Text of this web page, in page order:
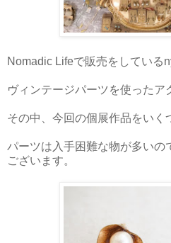
Nomadic Lifeで販売をしている
ヴィンテージパーツを使ったア
その中、今回の個展作品をいく
パーツは入手困難な物が多いの
ございます。